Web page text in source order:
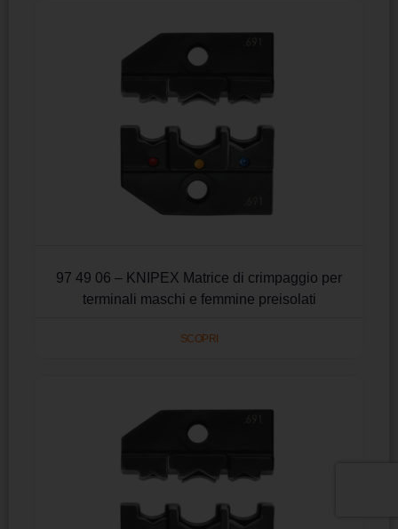
97 49 06 – KNIPEX Matrice di crimpaggio per
terminali maschi e femmine preisolati
SCOPRI